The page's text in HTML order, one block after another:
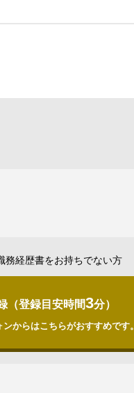
務経歴書をお持ちでない方
（登録目安時間3分）
からはこちらがおすすめです。